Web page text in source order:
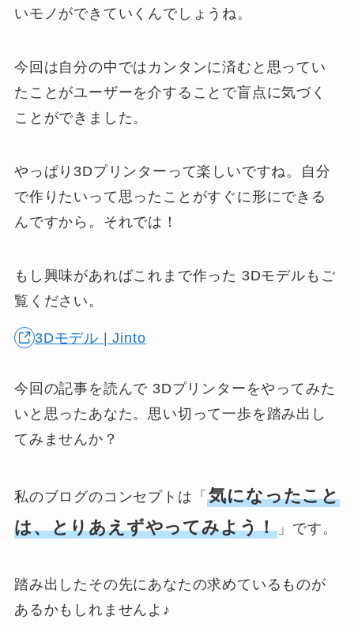
いモノができていくんでしょうね。
今回は自分の中ではカンタンに済むと思ってい
たことがユーザーを介することで盲点に気づく
ことができました。
やっぱり3Dプリンターって楽しいですね。自分
で作りたいって思ったことがすぐに形にできる
んですから。それでは！
もし興味があればこれまで作った 3Dモデルもご
覧ください。
3Dモデル | Jinto
今回の記事を読んで 3Dプリンターをやってみた
いと思ったあなた。思い切って一歩を踏み出し
てみませんか？
私のブログのコンセプトは「気になったこと
は、とりあえずやってみよう！ 」です。
踏み出したその先にあなたの求めているものが
あるかもしれませんよ♪